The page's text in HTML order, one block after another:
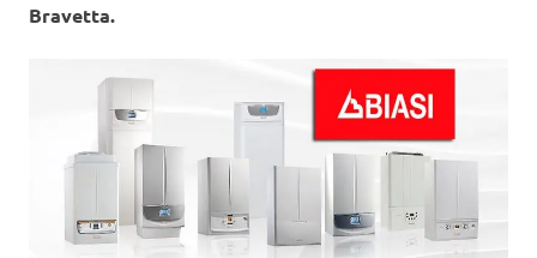
Bravetta.